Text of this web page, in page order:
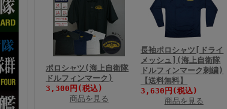
ポロシャツ(海上自衛隊
ドルフィンマーク)
3,300円(税込)
商品を見る
長袖ポロシャツ[ドライ
メッシュ](海上自衛隊
ドルフィンマーク刺繍)
【送料無料】
3,630円(税込)
商品を見る